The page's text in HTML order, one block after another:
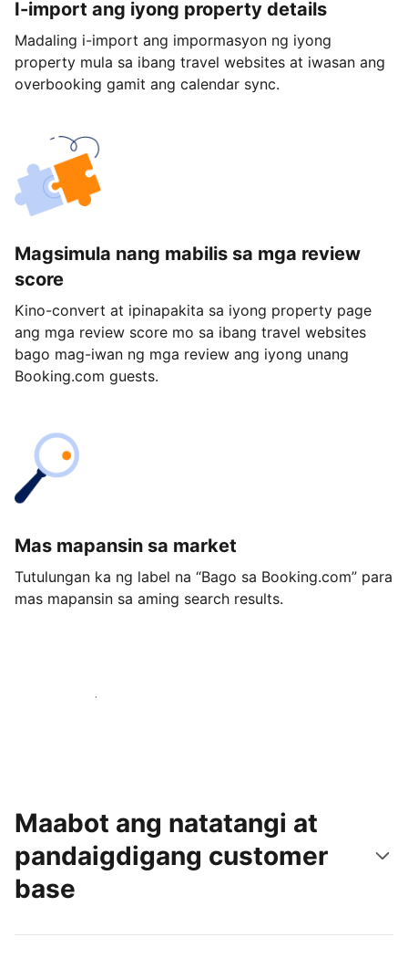
I-import ang iyong property details
Madaling i-import ang impormasyon ng iyong
property mula sa ibang travel websites at iwasan ang
overbooking gamit ang calendar sync.
Magsimula nang mabilis sa mga review
score
Kino-convert at ipinapakita sa iyong property page
ang mga review score mo sa ibang travel websites
bago mag-iwan ng mga review ang iyong unang
Booking.com guests.
Mas mapansin sa market
Tutulungan ka ng label na “Bago sa Booking.com” para
mas mapansin sa aming search results.
Magsimula ngayon
Maabot ang natatangi at
pandaigdigang customer
base